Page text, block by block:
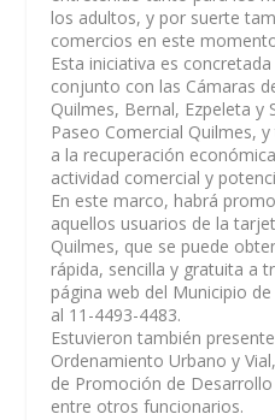
los adultos, y por suerte
comercios en este
Esta iniciativa es
conjunto con las Cámaras
Quilmes, Bernal, Ezpeleta y
Paseo Comercial Quilmes,
a la recuperación
actividad comercial y
En este marco, habrá
aquellos usuarios de la
Quilmes, que se puede
rápida, sencilla y gratuita a
página web del Municipio
al 11-4493-4483.
Estuvieron también
Ordenamiento Urbano y
de Promoción de
entre otros funcionarios.